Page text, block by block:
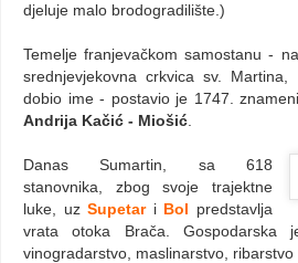
djeluje malo brodogradilište.)
Temelje franjevačkom samostanu -
srednjevjekovna crkvica sv.
dobio ime - postavio je 1747.
Andrija Kačić - Miošić
Danas Sumartin, sa 618
stanovnika, zbog svoje trajektne
luke, uzSupetari Bol predstavlja
vrata otoka Brača. Gospodarska
vinogradarstvo, maslinarstvo, ribarstvo